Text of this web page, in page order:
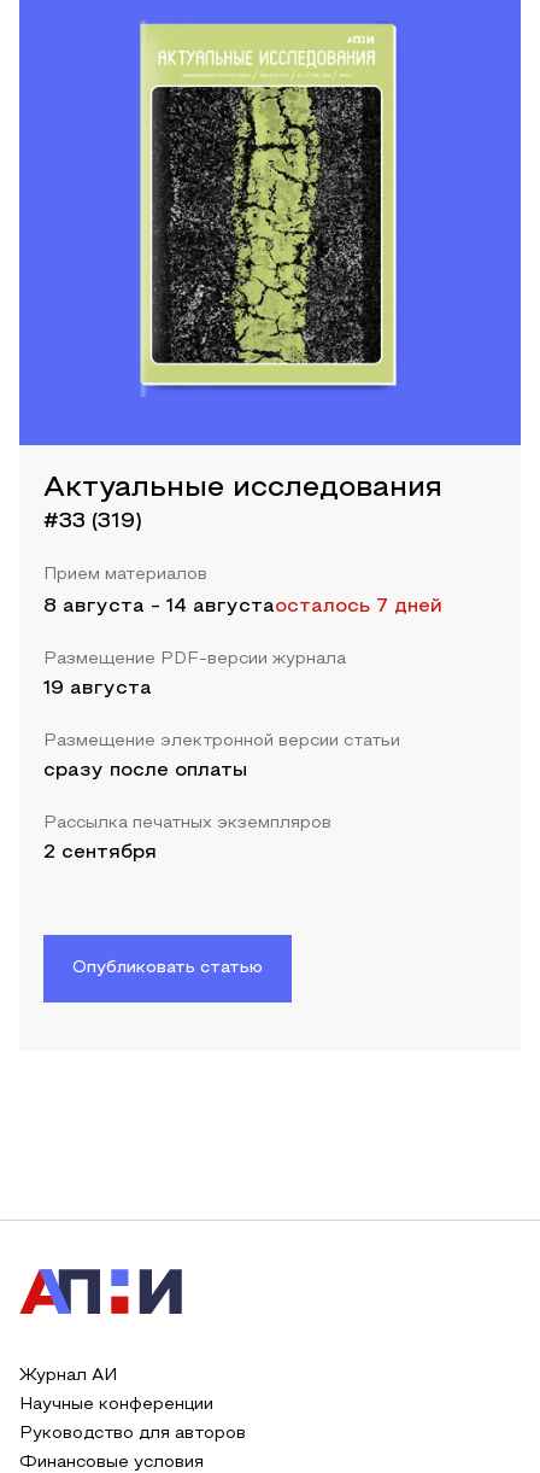
Актуальные исследования
#33 (319)
Прием материалов
8 августа - 14 августаосталось 7 дней
Размещение PDF-версии журнала
19 августа
Размещение электронной версии статьи
сразу после оплаты
Рассылка печатных экземпляров
2 сентября
Опубликовать статью
Журнал АИ
Научные конференции
Руководство для авторов
Финансовые условия